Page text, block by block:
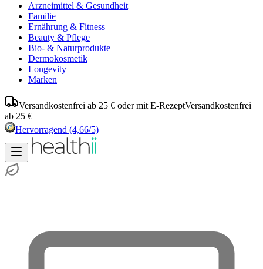
Arzneimittel & Gesundheit
Familie
Ernährung & Fitness
Beauty & Pflege
Bio- & Naturprodukte
Dermokosmetik
Longevity
Marken
Versandkostenfrei ab 25 € oder mit E-RezeptVersandkostenfrei
ab 25 €
Hervorragend (4,66/5)